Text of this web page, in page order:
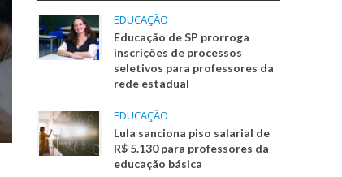
EDUCAÇÃO
Educação de SP prorroga
inscrições de processos
seletivos para professores da
rede estadual
EDUCAÇÃO
Lula sanciona piso salarial de
R$ 5.130 para professores da
educação básica